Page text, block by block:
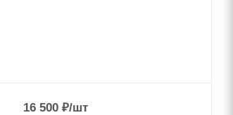
16 500 ₽/шт